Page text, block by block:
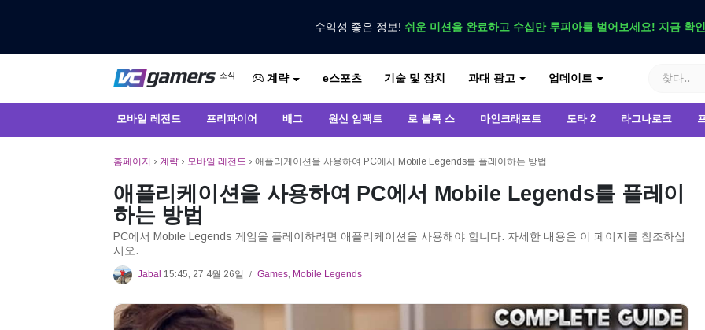
수익성 좋은 정보! 쉬운 미션을 완료하고 수십만 루피아를 벌어보세요! 지금 확
VCGamers 뉴스
소식
VCGamers에서만 최신 게임 뉴스 받기
계략 e스포츠 기술 및 장치 과대 광고 업데이트
모바일 레전드 프리파이어 배그 원신 임팩트 로 블록 스 마인크래프트 도타 2 라그나로크
홈페이지 › 계략 › 모바일 레전드 › 애플리케이션을 사용하여 PC에서 Mobile Legends를 플레이하는 방법
애플리케이션을 사용하여 PC에서 Mobile Legends를 플레이
하는 방법
PC에서 Mobile Legends 게임을 플레이하려면 애플리케이션을 사용해야 합니다. 자세한 내용은 이 페이지를 참조하십
시오.
Jabal 15:45, 27 4월 26일 / Games, Mobile Legends